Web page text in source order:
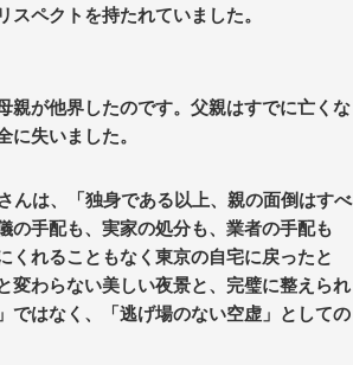
ペクトを持たれていました。
親が他界したのです。父親はすでに亡くな
失いました。
んは、「独身である以上、親の面倒はすべ
の手配も、実家の処分も、業者の手配も
くれることもなく東京の自宅に戻ったと
変わらない美しい夜景と、完璧に整えられ
ではなく、「逃げ場のない空虚」としての